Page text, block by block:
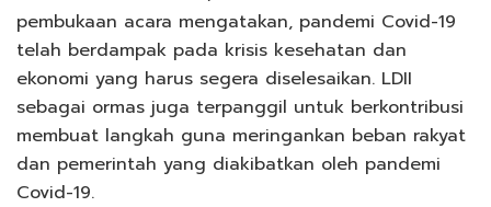
pembukaan acara mengatakan, pandemi Covid-19
telah berdampak pada krisis kesehatan dan
ekonomi yang harus segera diselesaikan. LDII
sebagai ormas juga terpanggil untuk berkontribusi
membuat langkah guna meringankan beban rakyat
dan pemerintah yang diakibatkan oleh pandemi
Covid-19.